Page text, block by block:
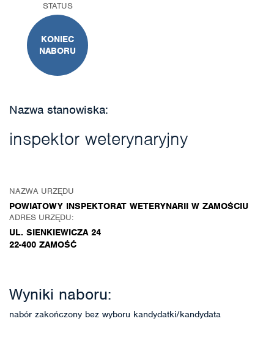
STATUS
KONIEC
NABORU
Nazwa stanowiska:
inspektor weterynaryjny
NAZWA URZĘDU
POWIATOWY INSPEKTORAT WETERYNARII W ZAMOŚCIU
ADRES URZĘDU:
UL. SIENKIEWICZA 24
22-400 ZAMOŚĆ
Wyniki naboru:
nabór zakończony bez wyboru kandydatki/kandydata